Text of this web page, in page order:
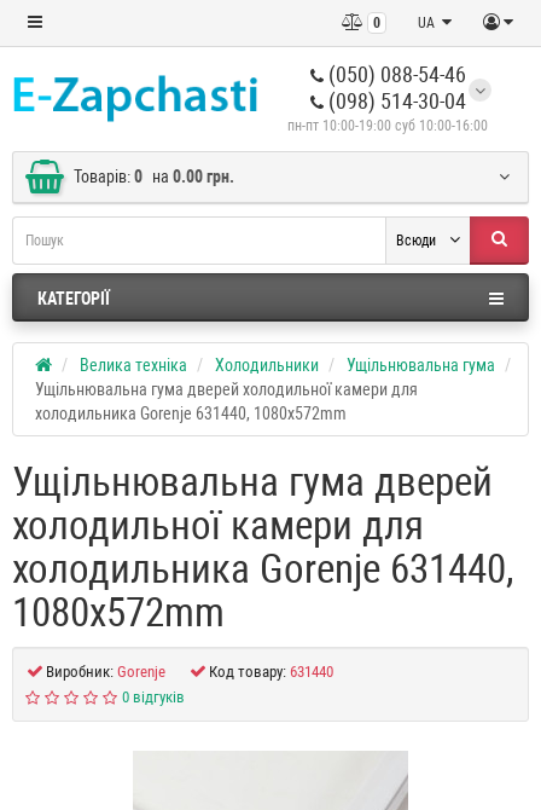
UA
0
(050) 088-54-46
(098) 514-30-04
пн-пт 10:00-19:00 суб 10:00-16:00
Товарів:0 на 0.00 грн.
Всюди
КАТЕГОРІЇ
Велика техніка Холодильники
Ущільнювальна гума
Ущільнювальна гума дверей холодильної камери для
холодильника Gorenje 631440, 1080x572mm
Ущільнювальна гума дверей
холодильної камери для
холодильника Gorenje 631440,
1080x572mm
Виробник: Gorenje Код товару: 631440
0 відгуків